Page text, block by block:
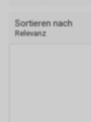
Sortieren nach
Relevanz